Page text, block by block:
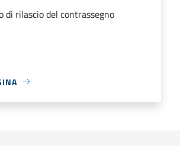
di rilascio del contrassegno